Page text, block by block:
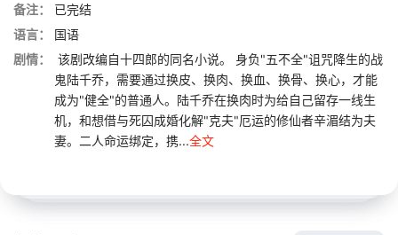
备注：
已完结
语言：
国语
剧情：
该剧改编自十四郎的同名小说。 身负"五不全"诅咒降生的战
鬼陆千乔，需要通过换皮、换肉、换血、换骨、换心，才能
成为"健全"的普通人。陆千乔在换肉时为给自己留存一线生
机，和想借与死囚成婚化解"克夫"厄运的修仙者辛湄结为夫
妻。二人命运绑定，携...全文